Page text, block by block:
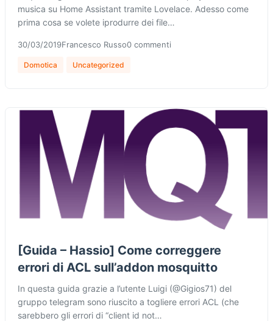
musica su Home Assistant tramite Lovelace. Adesso come
prima cosa se volete iprodurre dei file…
30/03/2019Francesco Russo0 commenti
Domotica Uncategorized
[Guida – Hassio] Come correggere
errori di ACL sull’addon mosquitto
In questa guida grazie a l’utente Luigi (@Gigios71) del
gruppo telegram sono riuscito a togliere errori ACL (che
sarebbero gli errori di “client id not…